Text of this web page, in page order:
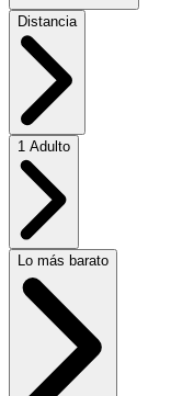
Distancia
1 Adulto
Lo más barato